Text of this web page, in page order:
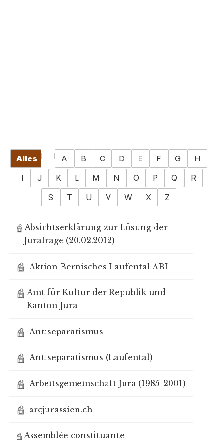
Alles A B C D E F G
H
I
J K L M N O P Q
R
S
T U V W X Z
Absichtserklärung zur Lösung der
Jurafrage (20.02.2012)
Aktion Bernisches Laufental ABL
Amt für Kultur der Republik und
Kanton Jura
Antiseparatismus
Antiseparatismus (Laufental)
Arbeitsgemeinschaft Jura (1985-2001)
arcjurassien.ch
Assemblée constituante